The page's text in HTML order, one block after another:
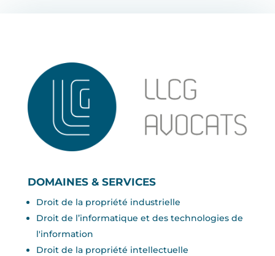
DOMAINES & SERVICES
Droit de la propriété industrielle
Droit de l’informatique et des technologies de
l'information
Droit de la propriété intellectuelle